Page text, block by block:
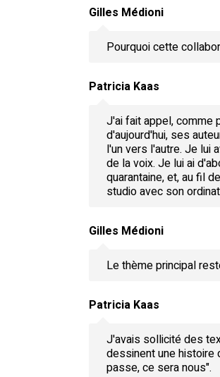
Gilles Médioni
Pourquoi cette
Patricia Kaas
J'ai fait appel, comme
d'aujourd'hui, ses
l'un vers l'autre. Je lui
de la voix. Je lui ai
quarantaine, et, au fil
studio avec son
Gilles Médioni
Le thème principal
Patricia Kaas
J'avais sollicité des
dessinent une histoire
passe, ce sera nous".